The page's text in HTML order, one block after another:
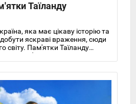
Таїланду
яка має цікаву історію та
яскраві враження, сюди
світу. Пам'ятки Таїланду
і самобутні, що навряд чи
мандрівнику.